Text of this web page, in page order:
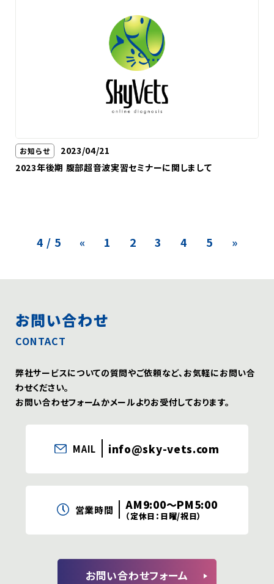
お知らせ
2023/04/21
2023年後期 腹部超音波実習セミナーに関しまして
4 / 5 « 1 2 3 4 5 »
お問い合わせ
CONTACT
弊社サービスについての質問やご依頼など、お気軽にお問い合
わせください。
お問い合わせフォームかメールよりお受付しております。
MAIL info@sky-vets.com
営業時間 AM9:00〜PM5:00
（定休日：日曜/祝日）
お問い合わせフォーム